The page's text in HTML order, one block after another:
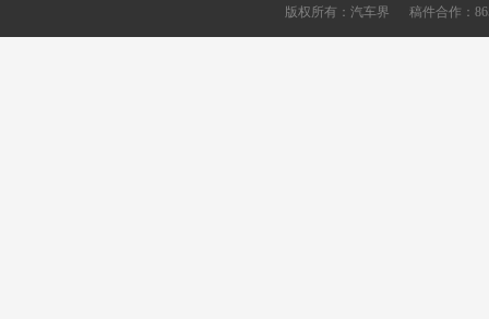
版权所有： 汽车界 稿件合作：